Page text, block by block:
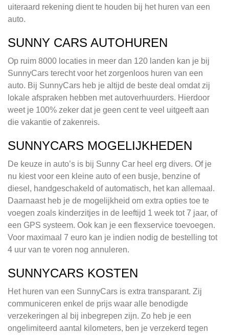
uiteraard rekening dient te houden bij het huren van een
auto.
SUNNY CARS AUTOHUREN
Op ruim 8000 locaties in meer dan 120 landen kan je bij
SunnyCars terecht voor het zorgenloos huren van een
auto. Bij SunnyCars heb je altijd de beste deal omdat zij
lokale afspraken hebben met autoverhuurders. Hierdoor
weet je 100% zeker dat je geen cent te veel uitgeeft aan
die vakantie of zakenreis.
SUNNYCARS MOGELIJKHEDEN
De keuze in auto’s is bij Sunny Car heel erg divers. Of je
nu kiest voor een kleine auto of een busje, benzine of
diesel, handgeschakeld of automatisch, het kan allemaal.
Daarnaast heb je de mogelijkheid om extra opties toe te
voegen zoals kinderzitjes in de leeftijd 1 week tot 7 jaar, of
een GPS systeem. Ook kan je een flexservice toevoegen.
Voor maximaal 7 euro kan je indien nodig de bestelling tot
4 uur van te voren nog annuleren.
SUNNYCARS KOSTEN
Het huren van een SunnyCars is extra transparant. Zij
communiceren enkel de prijs waar alle benodigde
verzekeringen al bij inbegrepen zijn. Zo heb je een
ongelimiteerd aantal kilometers, ben je verzekerd tegen